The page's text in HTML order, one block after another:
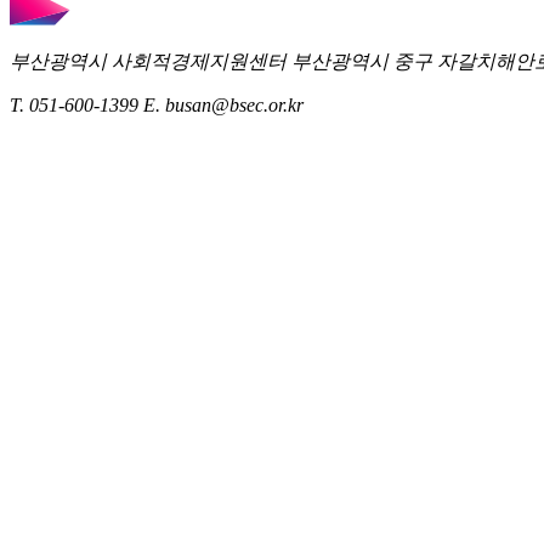
부산광역시 사회적경제지원센터 부산광역시 중구 자갈치해안
T. 051-600-1399 E. busan@bsec.or.kr